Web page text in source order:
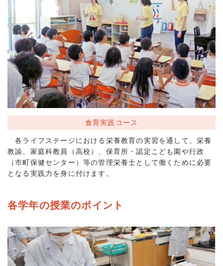
食育実践コース
各ライフステージにおける栄養教育の実習を通して、栄養
教諭、家庭科教員（高校）、保育所・認定こども園や行政
（市町保健センター）等の管理栄養士として働くために必要
となる実践力を身に付けます。
各学年の授業のポイント